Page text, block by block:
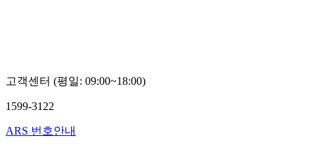
고객센터 (평일: 09:00~18:00)
1599-3122
ARS 번호안내